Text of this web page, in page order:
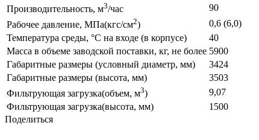
Производительность, м3/час
90
Рабочее давление, МПа(кгс/см2)
0,6 (6,0)
Температура среды, °С на входе (в корпусе)
40
Масса в объеме заводской поставки, кг, не более 5900
Габаритные размеры (условный диаметр, мм)
3424
Габаритные размеры (высота, мм)
3503
Фильтрующая загрузка(объем, м3)
9,07
Фильтрующая загрузка(высота, мм)
1500
Поделиться